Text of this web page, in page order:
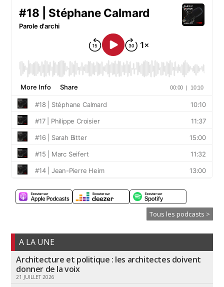
Tous les podcasts >
A LA UNE
Architecture et politique : les architectes doivent
donner de la voix
21 JUILLET 2026